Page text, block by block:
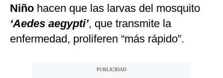
Niño hacen que las larvas del mosquito
‘Aedes aegypti’, que transmite la
enfermedad, proliferen “más rápido”.